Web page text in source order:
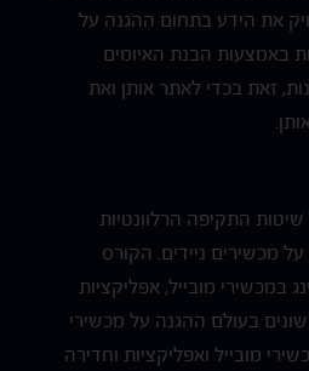
את הידע בתחום ההגנה על
באמצעות הבנת האיומים
זאת בכדי לאתר אותן ואת
התקיפה הרלוונטיות
מכשירים ניידים. הקורס
במכשירי מובייל, אפליקציות
ועוד ושם דגש על Skills שונים בעולם ההגנה על מכשירי
מובייל ואפליקציות וחדירה